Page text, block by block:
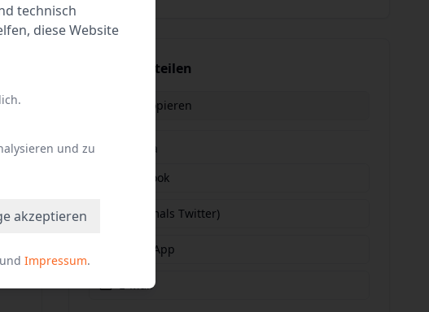
Event teilen
Link kopieren
Social Media
Facebook
X (vormals Twitter)
WhatsApp
E-Mail
technisch
diese Website
und zu
akzeptieren
und Impressum.